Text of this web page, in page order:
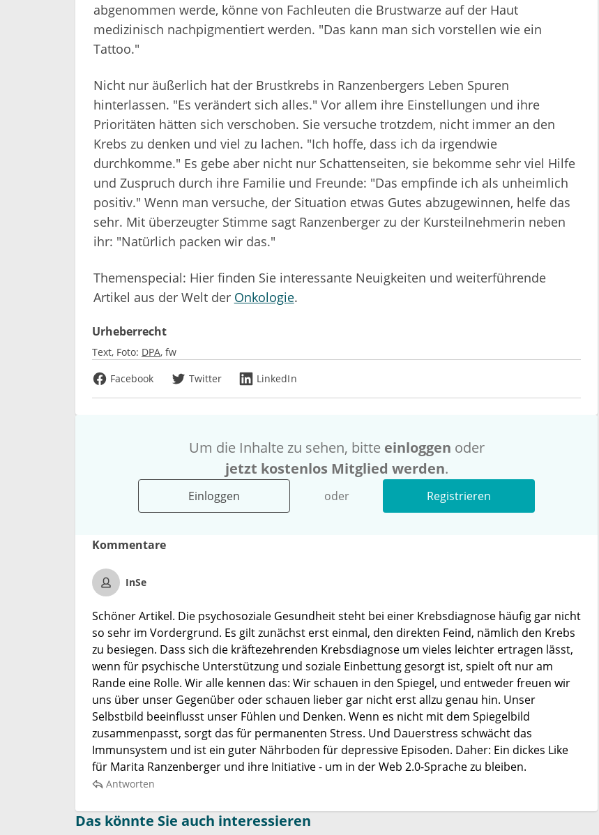
abgenommen werde, könne von Fachleuten die Brustwarze auf der Haut
medizinisch nachpigmentiert werden. "Das kann man sich vorstellen wie ein
Tattoo."
Nicht nur äußerlich hat der Brustkrebs in Ranzenbergers Leben Spuren
hinterlassen. "Es verändert sich alles." Vor allem ihre Einstellungen und ihre
Prioritäten hätten sich verschoben. Sie versuche trotzdem, nicht immer an den
Krebs zu denken und viel zu lachen. "Ich hoffe, dass ich da irgendwie
durchkomme." Es gebe aber nicht nur Schattenseiten, sie bekomme sehr viel Hilfe
und Zuspruch durch ihre Familie und Freunde: "Das empfinde ich als unheimlich
positiv." Wenn man versuche, der Situation etwas Gutes abzugewinnen, helfe das
sehr. Mit überzeugter Stimme sagt Ranzenberger zu der Kursteilnehmerin neben
ihr: "Natürlich packen wir das."
Themenspecial: Hier finden Sie interessante Neuigkeiten und weiterführende
Artikel aus der Welt der Onkologie.
Urheberrecht
Text, Foto: DPA fw
Facebook
Twitter LinkedIn
Um die Inhalte zu sehen, bitte einloggen oder
jetzt kostenlos Mitglied werden.
Einloggen oder Registrieren
Kommentare
InSe
Schöner Artikel. Die psychosoziale Gesundheit steht bei einer Krebsdiagnose häufig gar nicht
so sehr im Vordergrund. Es gilt zunächst erst einmal, den direkten Feind, nämlich den Krebs
zu besiegen. Dass sich die kräftezehrenden Krebsdiagnose um vieles leichter ertragen lässt,
wenn für psychische Unterstützung und soziale Einbettung gesorgt ist, spielt oft nur am
Rande eine Rolle. Wir alle kennen das: Wir schauen in den Spiegel, und entweder freuen wir
uns über unser Gegenüber oder schauen lieber gar nicht erst allzu genau hin. Unser
Selbstbild beeinflusst unser Fühlen und Denken. Wenn es nicht mit dem Spiegelbild
zusammenpasst, sorgt das für permanenten Stress. Und Dauerstress schwächt das
Immunsystem und ist ein guter Nährboden für depressive Episoden. Daher: Ein dickes Like
für Marita Ranzenberger und ihre Initiative - um in der Web 2.0-Sprache zu bleiben.
Antworten
Das könnte Sie auch interessieren